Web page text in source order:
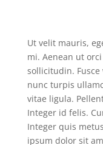
Ut velit mauris,
mi. Aenean ut
sollicitudin.
nunc turpis
vitae ligula.
Integer id felis.
Integer quis
ipsum dolor sit